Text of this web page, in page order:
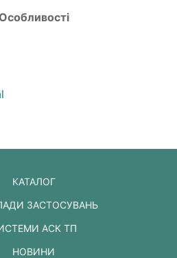
Особливості
КАТАЛОГ
ЗАСТОСУВАНЬ
АСК ТП
НОВИНИ